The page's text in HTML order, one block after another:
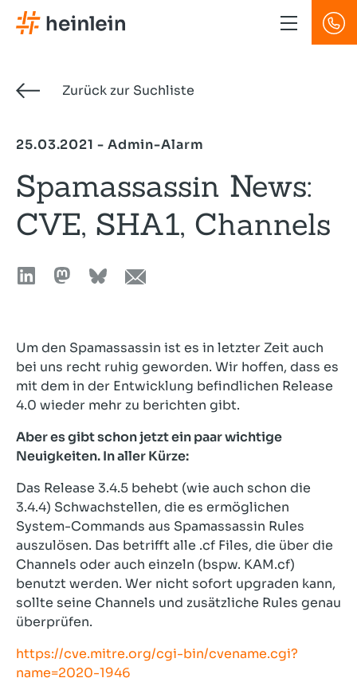
Direkt
zum
Zurück zur Suchliste
25.03.2021 - Admin-Alarm
Spamassassin News:
CVE, SHA1, Channels
Um den Spamassassin ist es in letzter Zeit auch
bei uns recht ruhig geworden. Wir hoffen, dass es
mit dem in der Entwicklung befindlichen Release
4.0 wieder mehr zu berichten gibt.
Aber es gibt schon jetzt ein paar wichtige
Neuigkeiten. In aller Kürze:
Das Release 3.4.5 behebt (wie auch schon die
3.4.4) Schwachstellen, die es ermöglichen
System-Commands aus Spamassassin Rules
auszulösen. Das betrifft alle .cf Files, die über die
Channels oder auch einzeln (bspw. KAM.cf)
benutzt werden. Wer nicht sofort upgraden kann,
sollte seine Channels und zusätzliche Rules genau
überprüfen.
https://cve.mitre.org/cgi-bin/cvename.cgi?
name=2020-1946